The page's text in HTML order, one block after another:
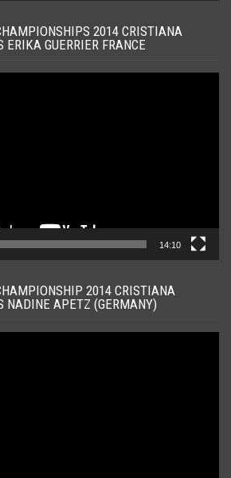
2014 CRISTIANA
ERIKA GUERRIER FRANCE
14:10
2014 CRISTIANA
NADINE APETZ (GERMANY)